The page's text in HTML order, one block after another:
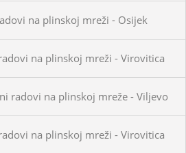
na plinskoj mreži - Osijek
na plinskoj mreži - Virovitica
radovi na plinskoj mreže - Viljevo
na plinskoj mreži - Virovitica